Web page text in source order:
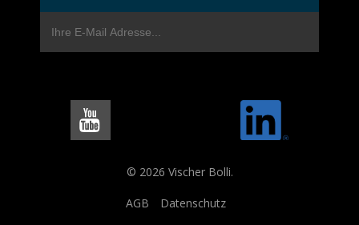
© 2026 Vischer Bolli.
AGB Datenschutz